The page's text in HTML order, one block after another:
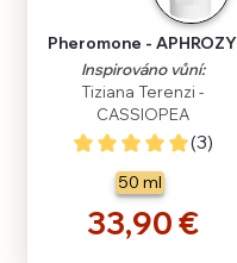
Pheromone - APHROZY
Inspirováno vůní:
Tiziana Terenzi -
CASSIOPEA
(3)
50 ml
33,90 €